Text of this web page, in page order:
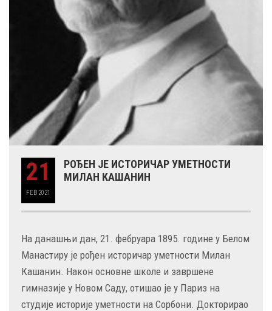
21
FEB 2021
РОЂЕН ЈЕ ИСТОРИЧАР УМЕТНОСТИ
МИЛАН КАШАНИН
На данашњи дан, 21. фебруара 1895. године у Белом
Манастиру је рођен историчар уметности Милан
Кашанин. Након основне школе и завршене
гимназије у Новом Саду, отишао је у Париз на
студије историје уметности на Сорбони. Докторирао